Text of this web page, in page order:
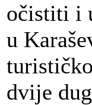
očistiti i
u
dvije